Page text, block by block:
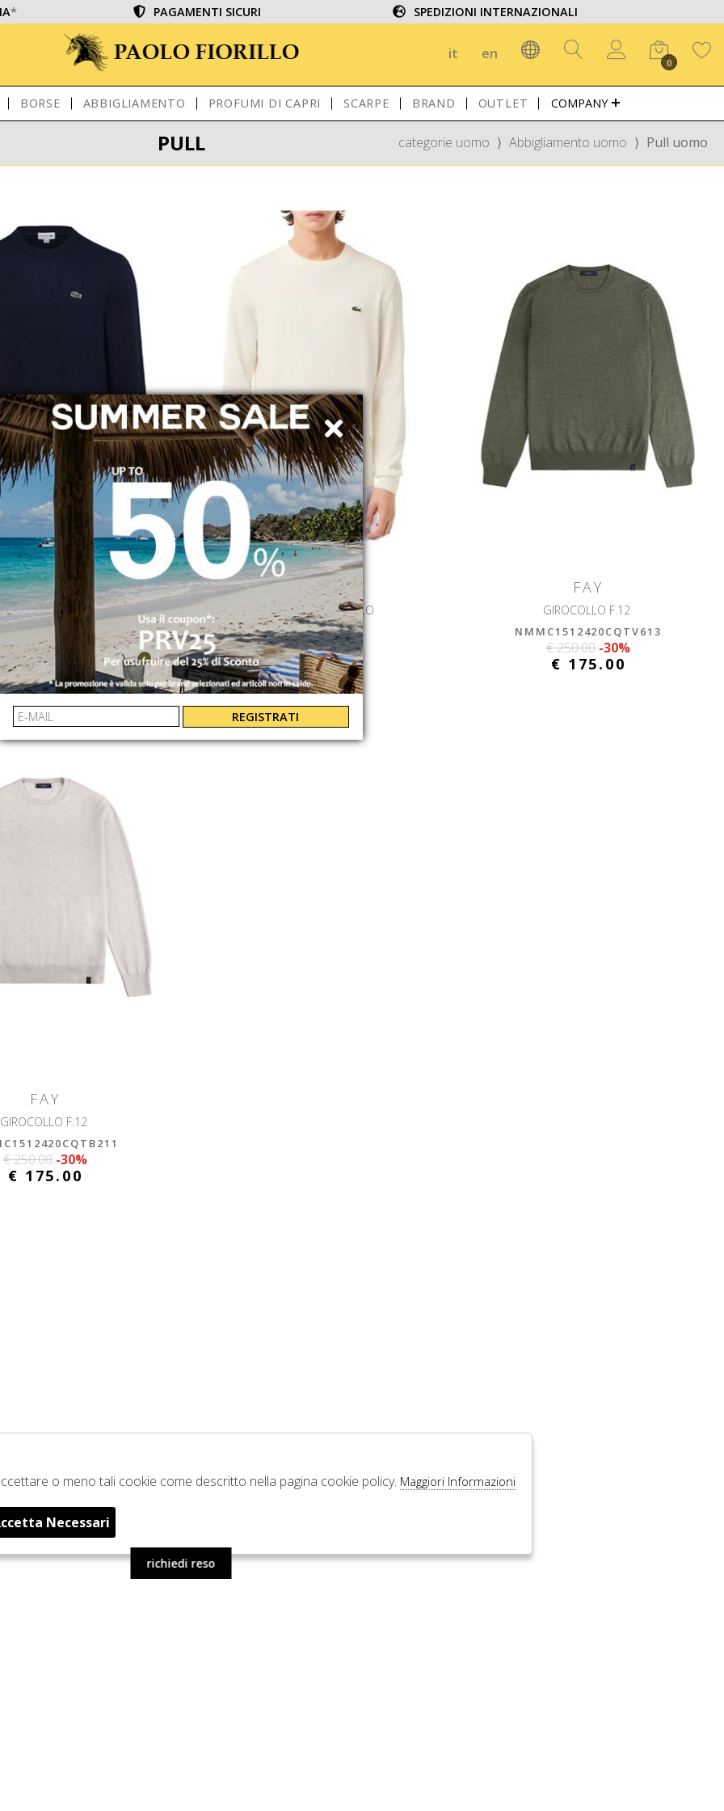
* PAGAMENTI SICURI SPEDIZIONI INTERNAZIONALI
it en
0
BORSE ABBIGLIAMENTO PROFUMI DI CAPRI SCARPE BRAND OUTLET COMPANY
PULL categorie uomo ⟩ Abbigliamento uomo ⟩ Pull uomo
LACOSTE
IN FILO
AH0128166
€ 110.00
€ 77.00
LACOSTE
MAGLIONCINO IN FILO
AH0128056
€ 110.00-30%
€ 77.00
FAY
GIROCOLLO F.12
NMMC1512420CQTV613
€ 250.00 -30%
€ 175.00
FAY
GIROCOLLO F.12
€ 250.00 -30%
€ 175.00
REGISTRATI
richiedi reso
o meno tali cookie come descritto nella pagina cookie policy. Maggiori Informazioni
Necessari